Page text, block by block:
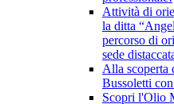
Attività di
la ditta
percorso di
sede
Alla scoperta
Bussoletti
Scopri l'Olio